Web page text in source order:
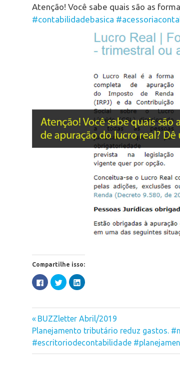
Atenção! Você sabe quais são as
#contabilidadebasica
Compartilhe isso:
Clique
para
compartilhar
em
nova
janela)
Clique
para
compartilhar
em
nova
janela)
Clique
para
em
nova
janela)
lucro
real
Navegação
de
Post
Previous
Post:
BUZZletter Abril/2019
Next
Post:
Planejamento tributário reduz gastos.
#escritoriodecontabilidade